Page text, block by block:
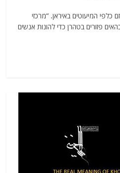
כלפי המיעוטים באיראן. “מרכזי
פזורים בטהרן כדי להונות אנשים